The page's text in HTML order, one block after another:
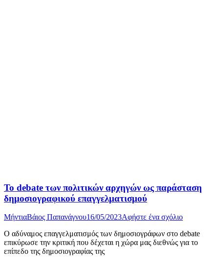
Το debate των πολιτικών αρχηγών ως παράσταση
δημοσιογραφικού επαγγελματισμού
ΜήντιαΒάιος Παπανάγνου16/05/2023Αφήστε ένα σχόλιο
Ο αδύναμος επαγγελματισμός των δημοσιογράφων στο debate
επικύρωσε την κριτική που δέχεται η χώρα μας διεθνώς για το
επίπεδο της δημοσιογραφίας της